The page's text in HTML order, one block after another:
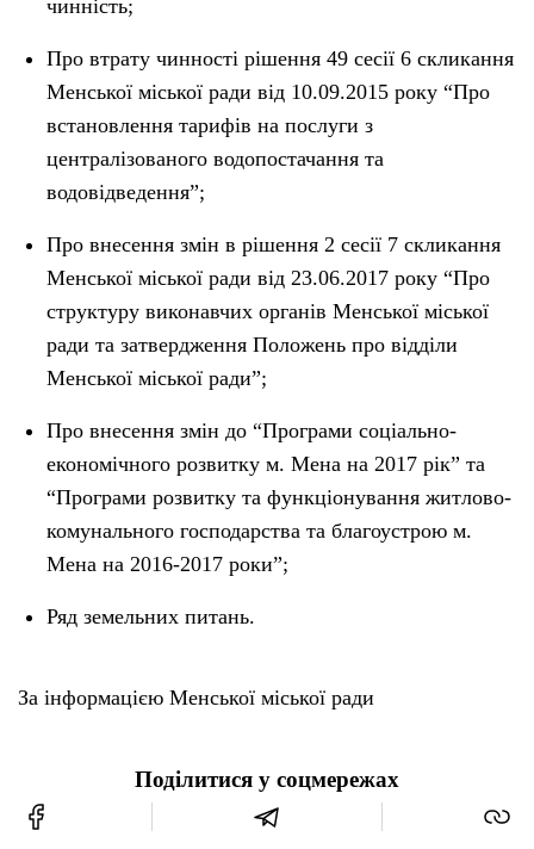
чинність;
Про втрату чинності рішення 49 сесії 6 скликання
Менської міської ради від 10.09.2015 року “Про
встановлення тарифів на послуги з
централізованого водопостачання та
водовідведення”;
Про внесення змін в рішення 2 сесії 7 скликання
Менської міської ради від 23.06.2017 року “Про
структуру виконавчих органів Менської міської
ради та затвердження Положень про відділи
Менської міської ради”;
Про внесення змін до “Програми соціально-
економічного розвитку м. Мена на 2017 рік” та
“Програми розвитку та функціонування житлово-
комунального господарства та благоустрою м.
Мена на 2016-2017 роки”;
Ряд земельних питань.
За інформацією Менської міської ради
Поділитися у соцмережах